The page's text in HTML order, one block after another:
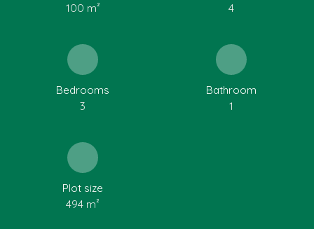
100 m²
4
Bedrooms
3
Bathroom
1
Plot size
494 m²